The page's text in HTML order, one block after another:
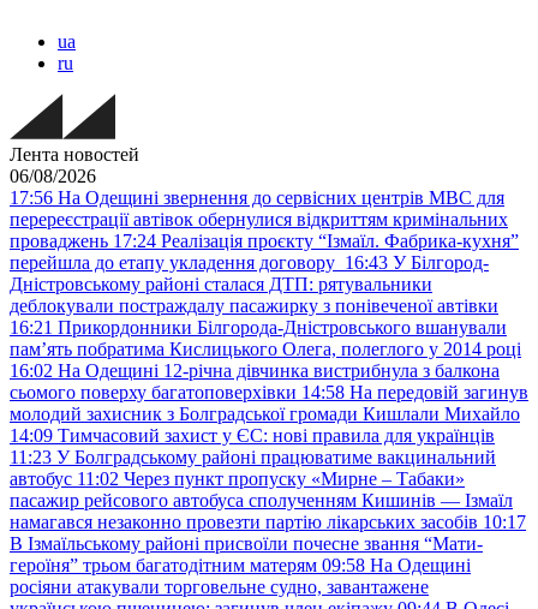
ua
ru
Лента новостей
06/08/2026
17:56 На Одещині звернення до сервісних центрів МВС для
перереєстрації автівок обернулися відкриттям кримінальних
проваджень 17:24 Реалізація проєкту “Ізмаїл. Фабрика-кухня”
перейшла до етапу укладення договору 16:43 У Білгород-
Дністровському районі сталася ДТП: рятувальники
деблокували постраждалу пасажирку з понівеченої автівки
16:21 Прикордонники Білгорода-Дністровського вшанували
пам’ять побратима Кислицького Олега, полеглого у 2014 році
16:02 На Одещині 12-річна дівчинка вистрибнула з балкона
сьомого поверху багатоповерхівки 14:58 На передовій загинув
молодий захисник з Болградської громади Кишлали Михайло
14:09 Тимчасовий захист у ЄС: нові правила для українців
11:23 У Болградському районі працюватиме вакцинальний
автобус 11:02 Через пункт пропуску «Мирне – Табаки»
пасажир рейсового автобуса сполученням Кишинів — Ізмаїл
намагався незаконно провезти партію лікарських засобів 10:17
В Ізмаїльському районі присвоїли почесне звання “Мати-
героїня” трьом багатодітним матерям 09:58 На Одещині
росіяни атакували торговельне судно, завантажене